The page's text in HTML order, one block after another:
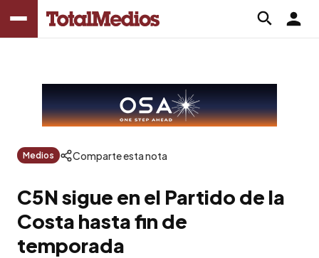
Medios Comparte esta nota
C5N sigue en el Partido de la
Costa hasta fin de
temporada